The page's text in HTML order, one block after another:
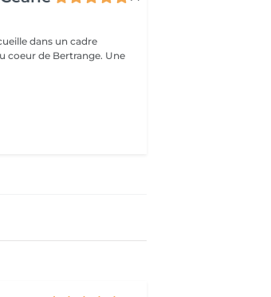
dans un cadre
de Bertrange. Une